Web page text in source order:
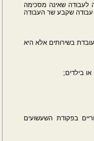
שאינה מסכימה
עבודה שקבע שר העבודה
בשירותים אלא היא
בפקודת השעשועים